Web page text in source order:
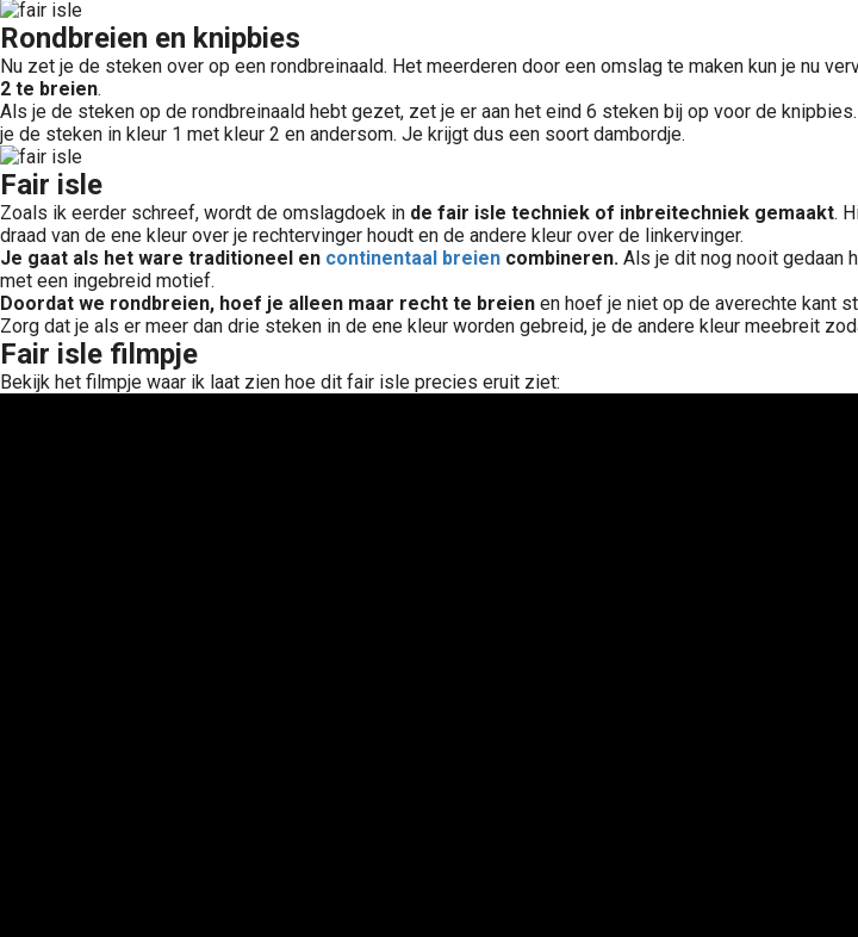
Rondbreien en knipbies
Nu zet je de steken over op een rondbreinaald. Het meerderen door een omslag te maken kun je nu
2 te breien.
Als je de steken op de rondbreinaald hebt gezet, zet je er aan het eind 6 steken bij op voor de
je de steken in kleur 1 met kleur 2 en andersom. Je krijgt dus een soort dambordje.
Fair isle
Zoals ik eerder schreef, wordt de omslagdoek in de fair isle techniek of inbreitechniek gemaakt.
draad van de ene kleur over je rechtervinger houdt en de andere kleur over de linkervinger.
Je gaat als het ware traditioneel en continentaal breien combineren. Als je dit nog nooit gedaan
met een ingebreid motief.
Doordat we rondbreien, hoef je alleen maar recht te breien en hoef je niet op de averechte kant
Zorg dat je als er meer dan drie steken in de ene kleur worden gebreid, je de andere kleur meebreit
Fair isle filmpje
Bekijk het filmpje waar ik laat zien hoe dit fair isle precies eruit ziet: